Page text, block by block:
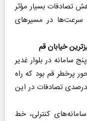
تصادفات بسیار مؤثر
سرعت‌ها در مسیرهای
سامانه در بلوار غدیر
پرخطر قم بود که راه
اندازی این پنج سامانه سبب کاهش ۵۰ درصدی تصادفات در این
کنترلی، خط